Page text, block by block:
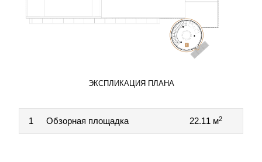
ЭКСПЛИКАЦИЯ ПЛАНА
1 Обзорная площадка 22.11 м2